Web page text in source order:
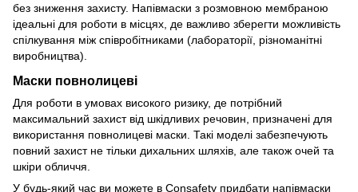
без зниження захисту. Напівмаски з розмовною мембраною
ідеальні для роботи в місцях, де важливо зберегти можливість
спілкування між співробітниками (лабораторії, різноманітні
виробництва).
Маски повнолицеві
Для роботи в умовах високого ризику, де потрібний
максимальний захист від шкідливих речовин, призначені для
використання повнолицеві маски. Такі моделі забезпечують
повний захист не тільки дихальних шляхів, але також очей та
шкіри обличчя.
У будь-який час ви можете в Consafety придбати напівмаски